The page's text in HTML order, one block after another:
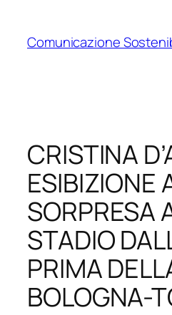
contenuto
Comunicazione
CRISTINA
ESIBIZIONE
SORPRESA
STADIO
PRIMA
BOLOGNA-